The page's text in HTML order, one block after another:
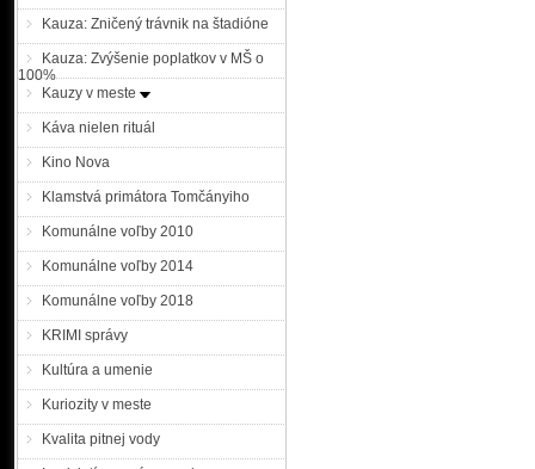
Kauza: Zničený trávnik na štadióne
Kauza: Zvýšenie poplatkov v MŠ o
100%
Kauzy v meste
Káva nielen rituál
Kino Nova
Klamstvá primátora Tomčányiho
Komunálne voľby 2010
Komunálne voľby 2014
Komunálne voľby 2018
KRIMI správy
Kultúra a umenie
Kuriozity v meste
Kvalita pitnej vody